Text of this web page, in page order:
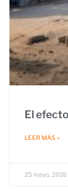
El
LEER MÁS »
25 mayo, 2026